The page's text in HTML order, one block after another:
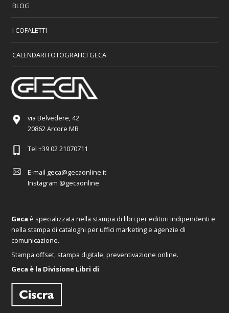
BLOG
I COFALETTI
CALENDARI FOTOGRAFICI GECA
via Belvedere, 42
20862 Arcore MB
Tel +39 02 21070711
E-mail geca@gecaonline.it
Instagram @gecaonline
Geca è specializzata nella stampa di libri per editori indipendenti e
nella stampa di cataloghi per uffici marketing e agenzie di
comunicazione.
Stampa offset, stampa digitale, preventivazione online.
Geca è la Divisione Libri di